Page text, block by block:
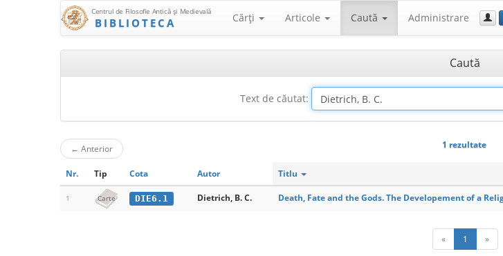
Centrul de Filosofie Antică şi Medievală
BIBLIOTECA Cărţi Articole Caută Administrare
Caută
Text de căutat:
← Anterior 1 rezultate
Nr. Tip Cota Autor Titlu
1 Carte DIE6.1 Dietrich, B. C. Death, Fate and the Gods. The Developement of a
« 1 »